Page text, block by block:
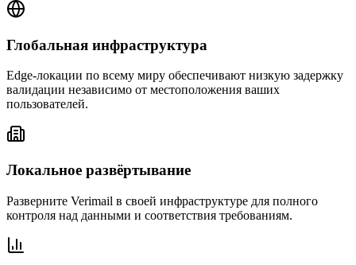
Глобальная инфраструктура
Edge-локации по всему миру обеспечивают низкую задержку
валидации независимо от местоположения ваших
пользователей.
Локальное развёртывание
Разверните Verimail в своей инфраструктуре для полного
контроля над данными и соответствия требованиям.